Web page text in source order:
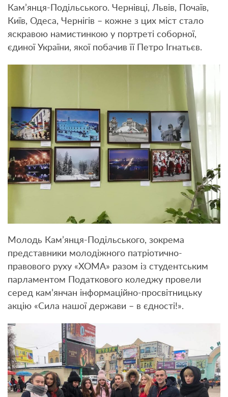
Кам’янця-Подільського. Чернівці, Львів, Почаїв,
Київ, Одеса, Чернігів – кожне з цих міст стало
яскравою намистинкою у портреті соборної,
єдиної України, якої побачив її Петро Ігнатьєв.
Молодь Кам’янця-Подільського, зокрема
представники молодіжного патріотично-
правового руху «ХОМА» разом із студентським
парламентом Податкового коледжу провели
серед кам’янчан інформаційно-просвітницьку
акцію «Сила нашої держави – в єдності!».